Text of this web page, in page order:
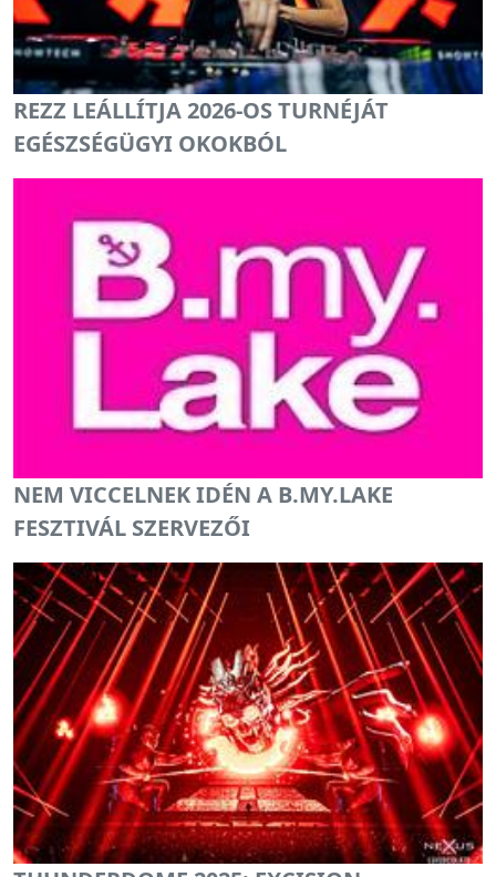
REZZ LEÁLLÍTJA 2026-OS TURNÉJÁT
EGÉSZSÉGÜGYI OKOKBÓL
NEM VICCELNEK IDÉN A B.MY.LAKE
FESZTIVÁL SZERVEZŐI